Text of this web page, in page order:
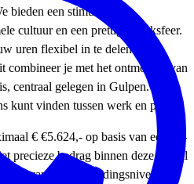
bieden een stimulerende
cultuur en een prettige werksfeer.
uren flexibel in te delen en
combineer je met het ontmoeten van
centraal gelegen in Gulpen. Dat
kunt vinden tussen werk en privé.
€ €5.624,- op basis van een 36-
precieze bedrag binnen deze schaal
ervaring en opleidingsniveau,